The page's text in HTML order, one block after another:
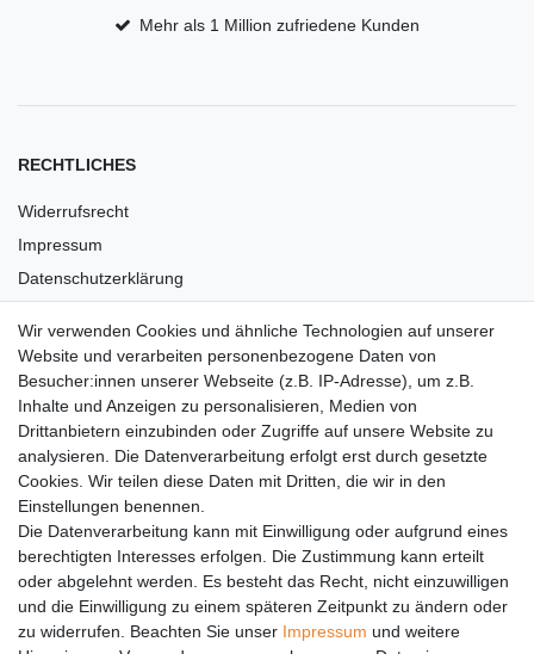
Mehr als 1 Million zufriedene Kunden
RECHTLICHES
Widerrufsrecht
Impressum
Datenschutzerklärung
Versandkosten
Barrierefreiheit
Anleitungen
Vertrag widerrufen
PARTNER
DHL
GLS
Wir verwenden Cookies und ähnliche Technologien auf unserer
Website und verarbeiten personenbezogene Daten von
Besucher:innen unserer Webseite (z.B. IP-Adresse), um z.B.
Inhalte und Anzeigen zu personalisieren, Medien von
Drittanbietern einzubinden oder Zugriffe auf unsere Website zu
analysieren. Die Datenverarbeitung erfolgt erst durch gesetzte
Cookies. Wir teilen diese Daten mit Dritten, die wir in den
Einstellungen benennen.
Die Datenverarbeitung kann mit Einwilligung oder aufgrund eines
berechtigten Interesses erfolgen. Die Zustimmung kann erteilt
oder abgelehnt werden. Es besteht das Recht, nicht einzuwilligen
und die Einwilligung zu einem späteren Zeitpunkt zu ändern oder
zu widerrufen. Beachten Sie unser Impressum und weitere